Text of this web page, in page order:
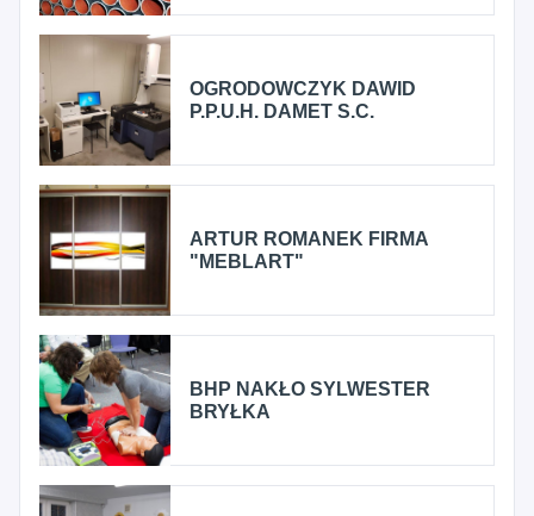
OGRODOWCZYK DAWID
P.P.U.H. DAMET S.C.
ARTUR ROMANEK FIRMA
"MEBLART"
BHP NAKŁO SYLWESTER
BRYŁKA